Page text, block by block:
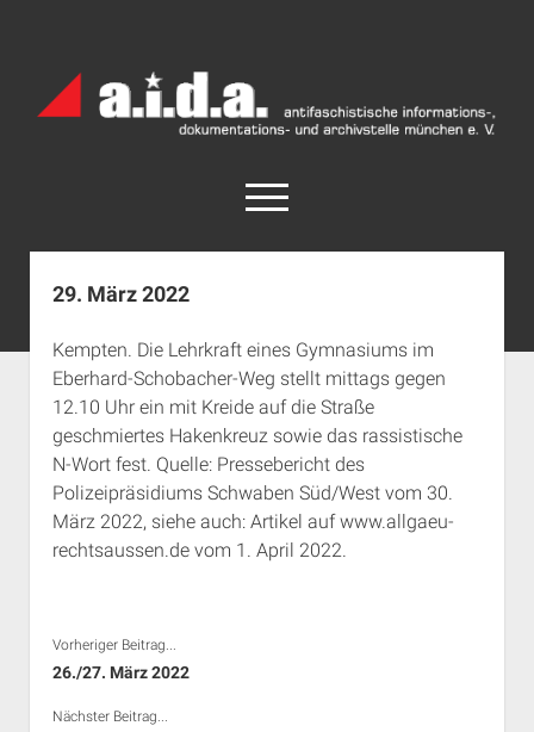
Archiv
München
open
menu
facebook
rss info@aida-archiv.de
Aktuelles
Termine
open
dropdown
menu
Antifaschistische Termine im Süden
Antifaschistische Termine in München
Rechte Termine im Süden
Rechte Termine München
Chronologie
Das Archiv
open
dropdown
menu
a.i.d.a. e. V. unterstützen
Über a.i.d.a.
Impressum
29. März 2022
Kempten. Die Lehrkraft eines Gymnasiums im
Eberhard-Schobacher-Weg stellt mittags gegen
12.10 Uhr ein mit Kreide auf die Straße
geschmiertes Hakenkreuz sowie das rassistische
N-Wort fest. Quelle: Pressebericht des
Polizeipräsidiums Schwaben Süd/West vom 30.
März 2022, siehe auch: Artikel auf www.allgaeu-
rechtsaussen.de vom 1. April 2022.
Vorheriger Beitrag...
26./27. März 2022
Nächster Beitrag...